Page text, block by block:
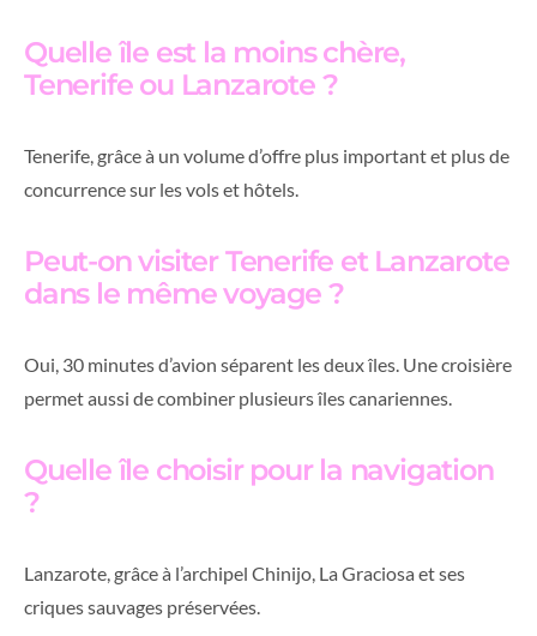
Quelle île est la moins chère,
Tenerife ou Lanzarote ?
Tenerife, grâce à un volume d’offre plus important et plus de
concurrence sur les vols et hôtels.
Peut-on visiter Tenerife et Lanzarote
dans le même voyage ?
Oui, 30 minutes d’avion séparent les deux îles. Une croisière
permet aussi de combiner plusieurs îles canariennes.
Quelle île choisir pour la navigation
?
Lanzarote, grâce à l’archipel Chinijo, La Graciosa et ses
criques sauvages préservées.